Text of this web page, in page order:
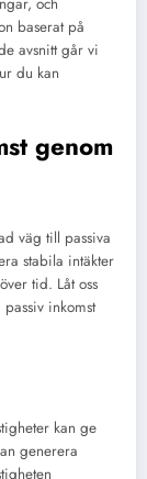
baserat på
avsnitt går vi
du kan
genom
väg till passiva
stabila intäkter
tid. Låt oss
inkomst
kan ge
generera